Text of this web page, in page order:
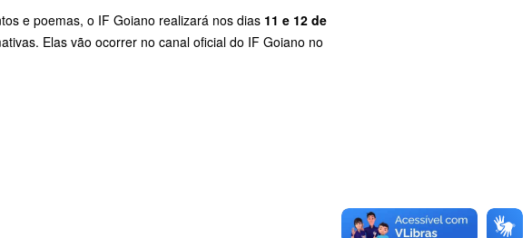
e poemas, o IF Goiano realizará nos dias 11 e 12 de
Elas vão ocorrer no canal oficial do IF Goiano no